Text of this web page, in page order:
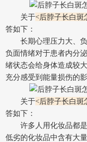
关于<后脖子长白斑
答如下：
长期心理压力大、负
负面情绪对于患者内分
绪状态会给身体造成较
充分感受到能量损伤的
关于<后脖子长白斑
答如下：
许多人用化妆品都是
低劣的化妆品中含有大